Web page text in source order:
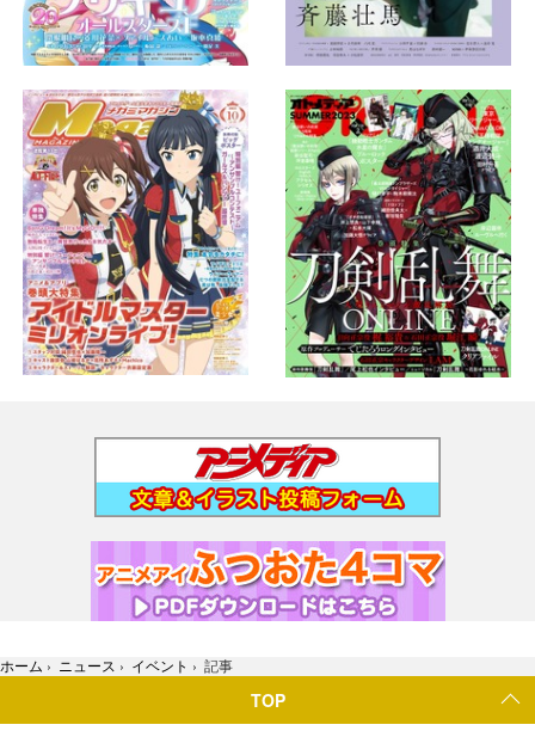
ホーム › ニュース › イベント › 記事
TOP